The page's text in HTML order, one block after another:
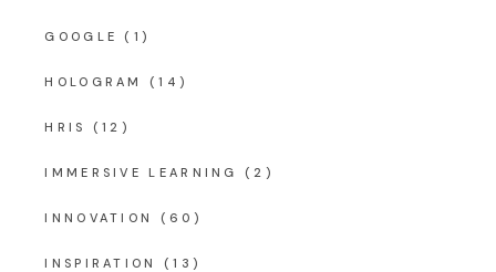
GOOGLE (1)
HOLOGRAM (14)
HRIS (12)
IMMERSIVE LEARNING (2)
INNOVATION (60)
INSPIRATION (13)